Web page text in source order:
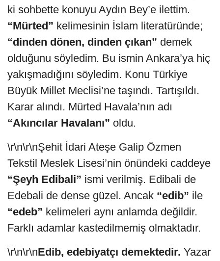
ki sohbette konuyu Aydın Bey’e ilettim.
“Mürted” kelimesinin İslam literatüründe;
“dinden dönen, dinden çıkan” demek
olduğunu söyledim. Bu ismin Ankara’ya hiç
yakışmadığını söyledim. Konu Türkiye
Büyük Millet Meclisi’ne taşındı. Tartışıldı.
Karar alındı. Mürted Havala’nın adı
“Akıncılar Havalanı” oldu.
\r\n\r\nŞehit İdari Ateşe Galip Özmen
Tekstil Meslek Lisesi’nin önündeki caddeye
“Şeyh Edibali” ismi verilmiş. Edibali de
Edebali de dense güzel. Ancak “edib” ile
“edeb” kelimeleri aynı anlamda değildir.
Farklı adamlar kastedilmemiş olmaktadır.
\r\n\r\nEdib, edebiyatçı demektedir. Yazar